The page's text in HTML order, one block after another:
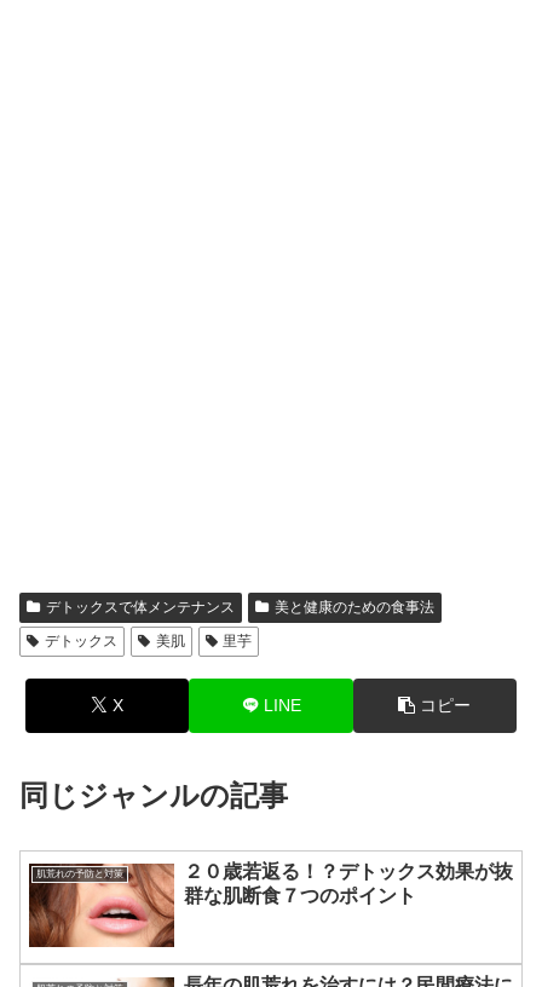
デトックスで体メンテナンス
美と健康のための食事法
デトックス
美肌 里芋
X LINE コピー
同じジャンルの記事
肌荒れの予防と対策
２０歳若返る！？デトックス効果が抜
群な肌断食７つのポイント